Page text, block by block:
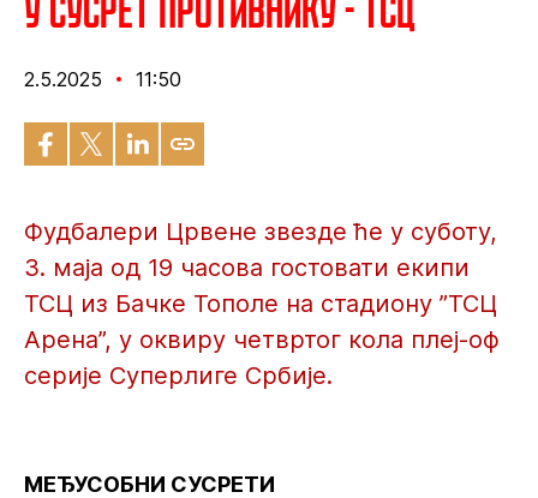
2.5.2025 11:50
Фудбалери Црвене звезде ће у суботу,
3. маја од 19 часова гостовати екипи
ТСЦ из Бачке Тополе на стадиону ”ТСЦ
Арена”, у оквиру четвртог кола плеј-оф
серије Суперлиге Србије.
МЕЂУСОБНИ СУСРЕТИ